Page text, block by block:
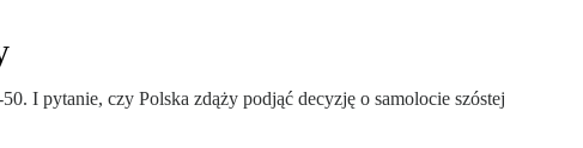
I pytanie, czy Polska zdąży podjąć decyzję o samolocie szóstej